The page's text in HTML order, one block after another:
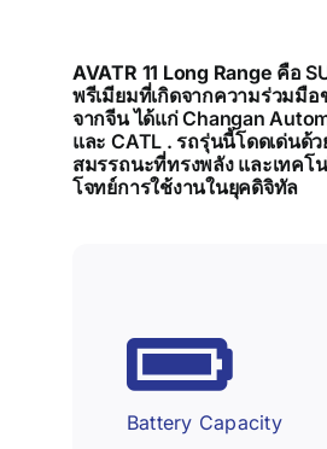
AVATR 11 Long Range คือ
พรีเมียมที่เกิดจากความร่วมมื
จากจีน ได้แก่ Changan
และ CATL . รถรุ่นนี้โดดเด่นด้
สมรรถนะที่ทรงพลัง และเทคโ
โจทย์การใช้งานในยุคดิจิทัล
Battery Capacity